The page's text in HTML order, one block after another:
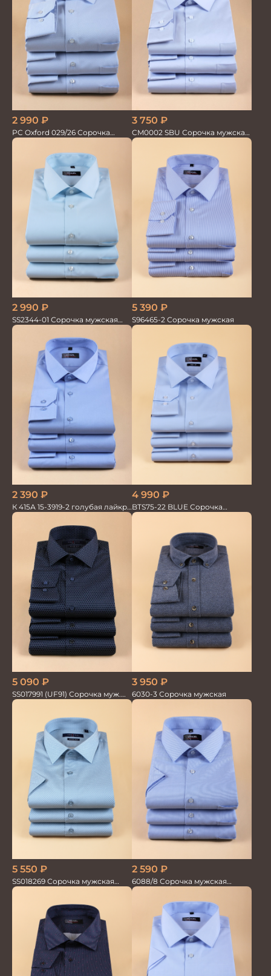
2 990 ₽
PC Oxford 029/26 Сорочка
3 750 ₽
CM0002 SBU Сорочка мужская
голубая
2 990 ₽
SS2344-01 Сорочка мужская
кор.рукав
5 390 ₽
S96465-2 Сорочка мужская
2 390 ₽
К 415А 15-3919-2 голубая лайкра
Сорочка мужская
4 990 ₽
BTS75-22 BLUE Сорочка
мужская лайкра бамбук
5 090 ₽
SS017991 (UF91) Сорочка муж.
GROSTYLE
3 950 ₽
6030-3 Сорочка мужская
5 550 ₽
SS018269 Сорочка мужская
кор.рукав GROSTYLE PRIME
2 590 ₽
6088/8 Сорочка мужская
кор.рукав